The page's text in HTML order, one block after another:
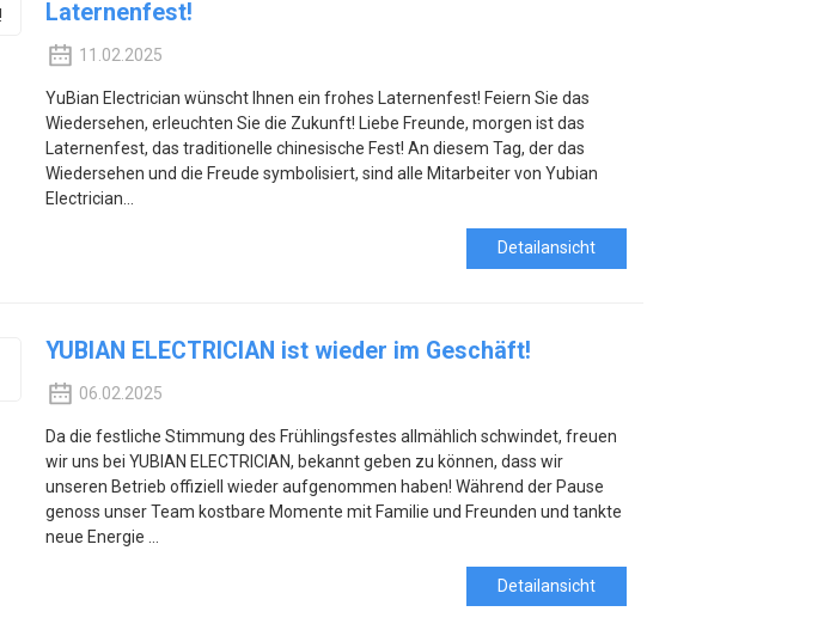
Laternenfest!
11.02.2025
YuBian Electrician wünscht Ihnen ein frohes Laternenfest! Feiern Sie das
Wiedersehen, erleuchten Sie die Zukunft! Liebe Freunde, morgen ist das
Laternenfest, das traditionelle chinesische Fest! An diesem Tag, der das
Wiedersehen und die Freude symbolisiert, sind alle Mitarbeiter von Yubian
Electrician...
Detailansicht
YUBIAN ELECTRICIAN ist wieder im Geschäft!
06.02.2025
Da die festliche Stimmung des Frühlingsfestes allmählich schwindet, freuen
wir uns bei YUBIAN ELECTRICIAN, bekannt geben zu können, dass wir
unseren Betrieb offiziell wieder aufgenommen haben! Während der Pause
genoss unser Team kostbare Momente mit Familie und Freunden und tankte
neue Energie ...
Detailansicht